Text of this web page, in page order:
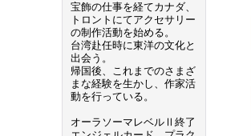
宝飾の仕事を経てカナダ、
トロントにてアクセサリー
の制作活動を始める。
台湾赴任時に東洋の文化と
出会う。
帰国後、これまでのさまざ
まな経験を生かし、作家活
動を行っている。
オーラソーマレベルⅡ終了